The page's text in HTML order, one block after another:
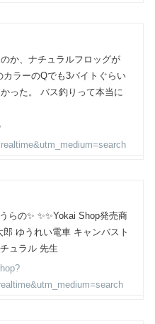
か、ナチュラルフロッグが
ラーのQでも3バイトぐらい
った。 バス釣りって本当に
らの✨ ✨✨Yokai Shop発売商
郎 ゆうれい電車 キャンバスト
ュラル 先生